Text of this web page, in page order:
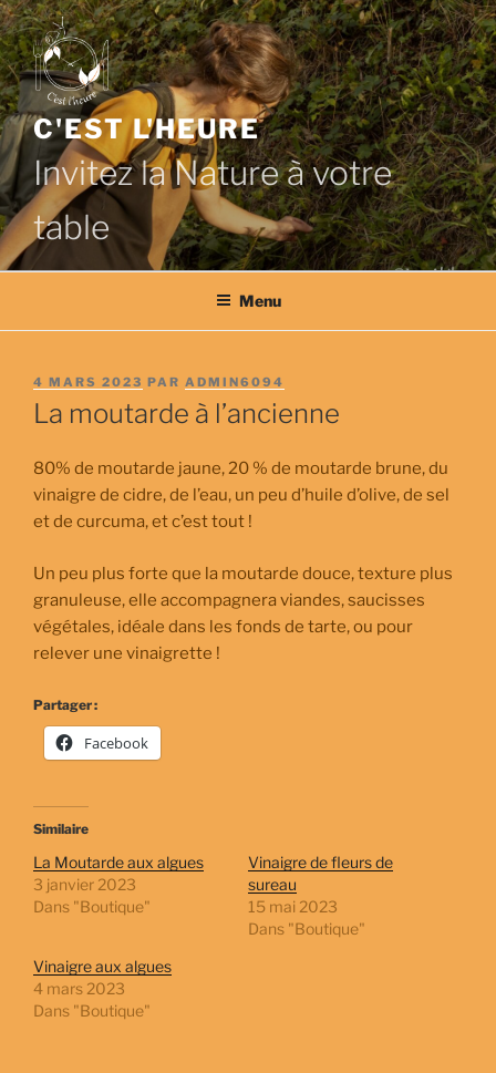
Aller
au
contenu
principal
C'EST L'HEURE
Invitez la Nature à votre
table
Menu
PUBLIÉ
LE
4 MARS 2023 PAR ADMIN6094
La moutarde à l’ancienne
80% de moutarde jaune, 20 % de moutarde brune, du
vinaigre de cidre, de l’eau, un peu d’huile d’olive, de sel
et de curcuma, et c’est tout !
Un peu plus forte que la moutarde douce, texture plus
granuleuse, elle accompagnera viandes, saucisses
végétales, idéale dans les fonds de tarte, ou pour
relever une vinaigrette !
Partager :
Facebook
Similaire
La Moutarde aux algues
3 janvier 2023
Dans "Boutique"
Vinaigre de fleurs de
sureau
15 mai 2023
Dans "Boutique"
Vinaigre aux algues
4 mars 2023
Dans "Boutique"